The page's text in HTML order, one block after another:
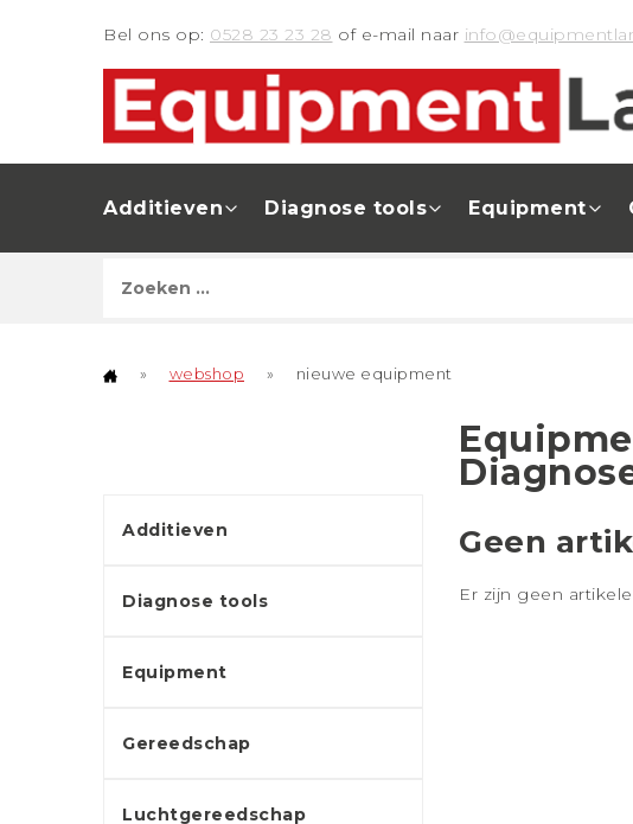
Bel ons op: 0528 23 23 28 of e-mail naar
Additieven Diagnose tools Equipment
» webshop » nieuwe equipment
Additieven
Diagnose tools
Equipment
Gereedschap
Luchtgereedschap
Geen
Er zijn geen